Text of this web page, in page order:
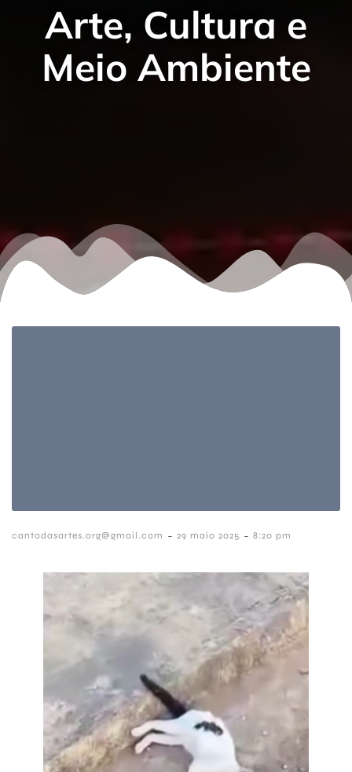
Arte, Cultura e
Meio Ambiente
cantodasartes.org@gmail.com - 29 maio 2025 - 8:20 pm